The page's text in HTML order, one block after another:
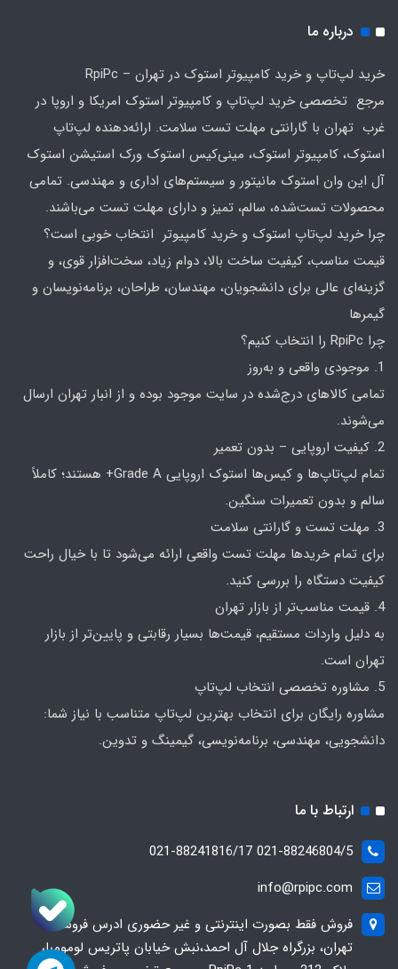
درباره ما
خرید لپ‌تاپ و خرید کامپیوتر استوک در تهران – RpiPc
مرجع تخصصی خرید لپ‌تاپ و کامپیوتر استوک امریکا و اروپا در
غرب تهران با گارانتی مهلت تست سلامت. ارائه‌دهنده لپ‌تاپ
استوک، کامپیوتر استوک، مینی‌کیس استوک ورک استیشن استوک
آل این وان استوک مانیتور و سیستم‌های اداری و مهندسی. تمامی
محصولات تست‌شده، سالم، تمیز و دارای مهلت تست می‌باشند.
چرا خرید لپ‌تاپ استوک و خرید کامپیوتر انتخاب خوبی است؟
قیمت مناسب، کیفیت ساخت بالا، دوام زیاد، سخت‌افزار قوی، و
گزینه‌ای عالی برای دانشجویان، مهندسان، طراحان، برنامه‌نویسان و
گیمرها
چرا RpiPc را انتخاب کنیم؟
1. موجودی واقعی و به‌روز
تمامی کالاهای درج‌شده در سایت موجود بوده و از انبار تهران ارسال
می‌شوند.
2. کیفیت اروپایی – بدون تعمیر
تمام لپ‌تاپ‌ها و کیس‌ها استوک اروپایی Grade A+ هستند؛ کاملاً
سالم و بدون تعمیرات سنگین.
3. مهلت تست و گارانتی سلامت
برای تمام خریدها مهلت تست واقعی ارائه می‌شود تا با خیال راحت
کیفیت دستگاه را بررسی کنید.
4. قیمت مناسب‌تر از بازار تهران
به دلیل واردات مستقیم، قیمت‌ها بسیار رقابتی و پایین‌تر از بازار
تهران است.
5. مشاوره تخصصی انتخاب لپ‌تاپ
مشاوره رایگان برای انتخاب بهترین لپ‌تاپ متناسب با نیاز شما:
دانشجویی، مهندسی، برنامه‌نویسی، گیمینگ و تدوین.
ارتباط با ما
021-88246804/5 021-88241816/17
info@rpipc.com
فروش فقط بصورت اینترنتی و غیر حضوری ادرس فروشگاه
تهران، بزرگراه جلال آل احمد،نبش خیابان پاتریس لومومبا،